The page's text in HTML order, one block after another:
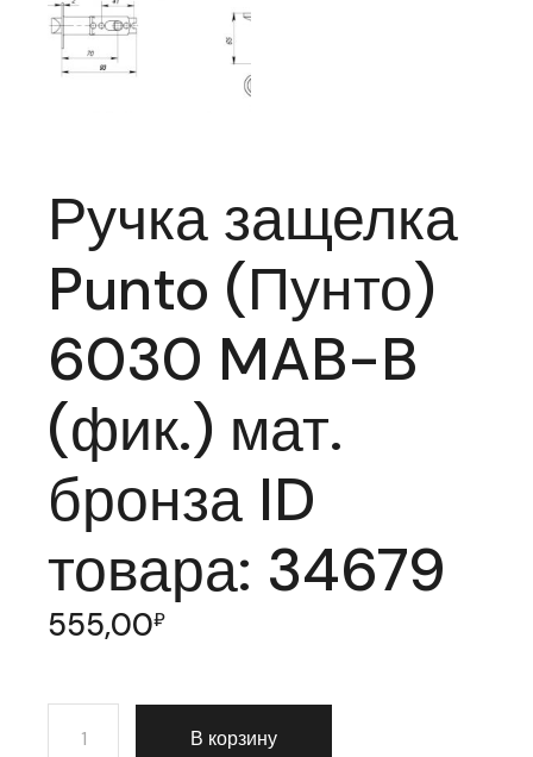
Ручка защелка
Punto (Пунто)
6030 MAB-B
(фик.) мат.
бронза ID
товара: 34679
555,00₽
Количество товара Ручка защелка Punto (Пунто)
В корзину